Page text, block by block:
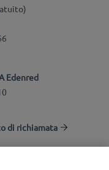
Edenred
di richiamata